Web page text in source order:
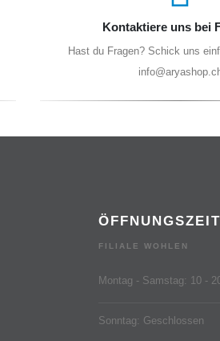
Kontaktiere uns bei
Hast du Fragen? Schick uns
FILIALE WOHLEN
Montag - Samstag: 10 -
Sonntag: Geschlossen